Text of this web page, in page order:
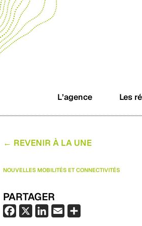
L’agence Les
← REVENIR À LA UNE
NOUVELLES MOBILITÉS ET CONNECTIVITÉS
PARTAGER
X